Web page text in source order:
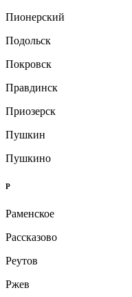
Пионерский
Подольск
Покровск
Правдинск
Приозерск
Пушкин
Пушкино
Р
Раменское
Рассказово
Реутов
Ржев